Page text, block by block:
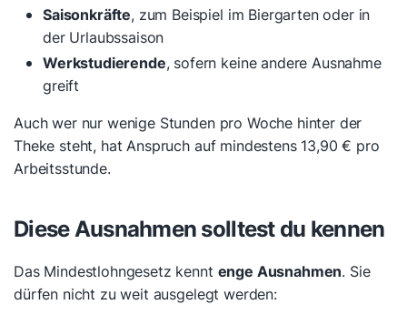
Saisonkräfte, zum Beispiel im Biergarten oder in
der Urlaubssaison
Werkstudierende, sofern keine andere Ausnahme
greift
Auch wer nur wenige Stunden pro Woche hinter der
Theke steht, hat Anspruch auf mindestens 13,90 € pro
Arbeitsstunde.
Diese Ausnahmen solltest du kennen
Das Mindestlohngesetz kennt enge Ausnahmen. Sie
dürfen nicht zu weit ausgelegt werden: